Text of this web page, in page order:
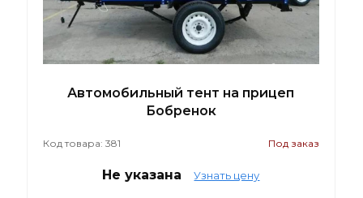
Автомобильный тент на прицеп
Бобренок
Код товара: 381 Под заказ
Не указана Узнать цену